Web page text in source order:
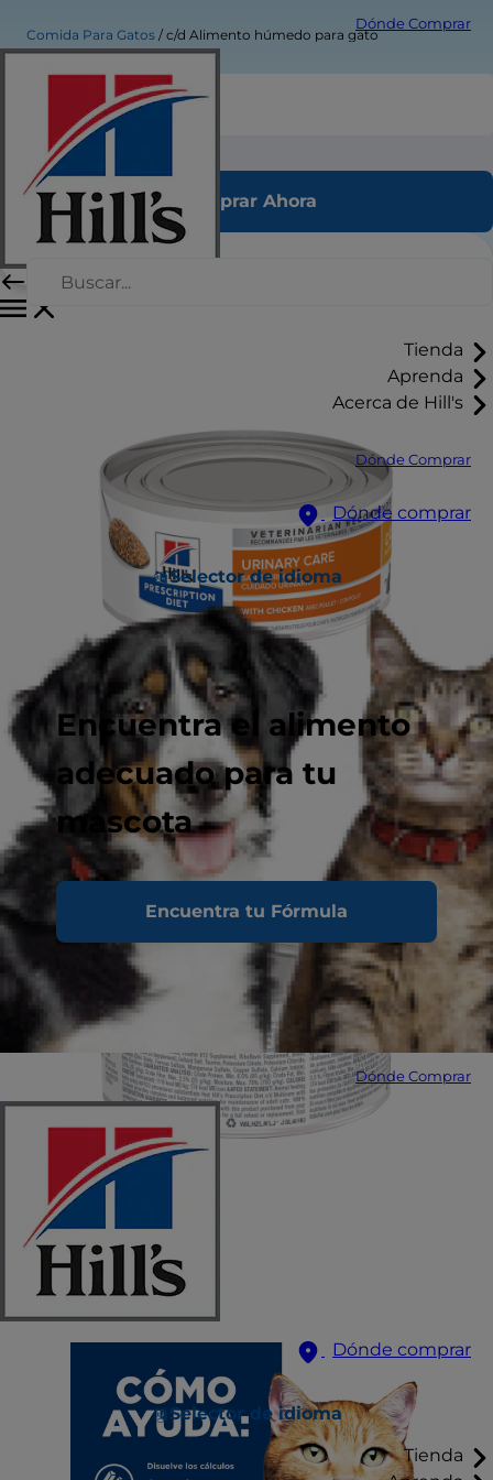
Dónde Comprar
Tienda
Aprenda
Acerca de Hill's
Dónde Comprar
Dónde comprar
Selector de idioma
Encuentra el alimento
adecuado para tu
mascota
Encuentra tu Fórmula
Dónde Comprar
Dónde comprar
Selector de idioma
Tienda
Comida Para Gatos c/d Alimento húmedo para gato
c/d Alimento húmedo para gato
Comprar Ahora